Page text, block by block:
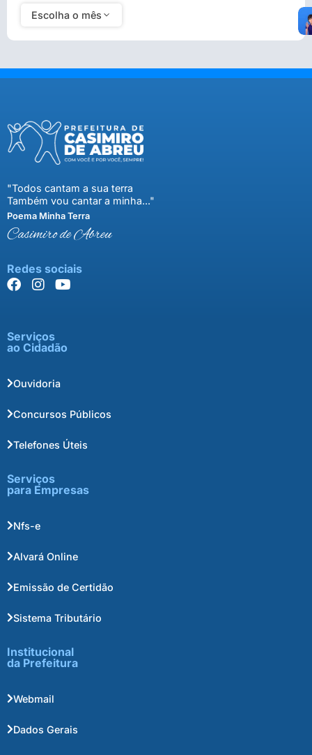
Escolha o mês
"Todos cantam a sua terra
Também vou cantar a minha..."
Poema Minha Terra
Casimiro de Abreu
Redes sociais
Serviços
ao Cidadão
Ouvidoria
Concursos Públicos
Telefones Úteis
Serviços
para Empresas
Nfs-e
Alvará Online
Emissão de Certidão
Sistema Tributário
Institucional
da Prefeitura
Webmail
Dados Gerais